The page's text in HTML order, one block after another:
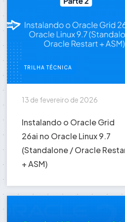
TRILHA TÉCNICA
13 de fevereiro de 2026
Instalando o Oracle Grid
26ai no Oracle Linux 9.7
(Standalone / Oracle
+ ASM)